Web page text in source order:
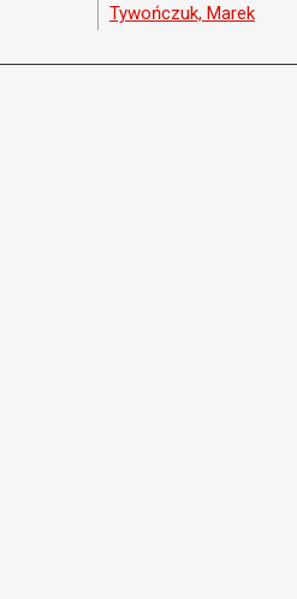
Tywończuk, Marek